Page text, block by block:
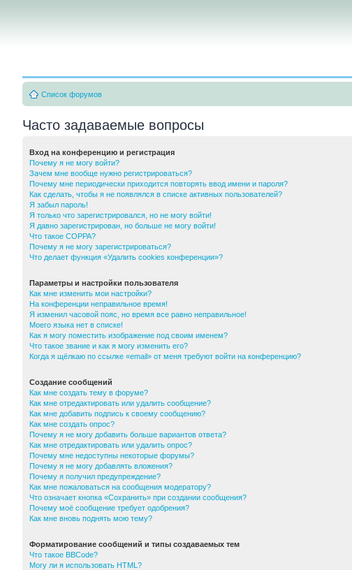
Список форумов
Часто задаваемые вопросы
Вход на конференцию и регистрация
Почему я не могу войти?
Зачем мне вообще нужно регистрироваться?
Почему мне периодически приходится повторять ввод имени и пароля?
Как сделать, чтобы я не появлялся в списке активных пользователей?
Я забыл пароль!
Я только что зарегистрировался, но не могу войти!
Я давно зарегистрирован, но больше не могу войти!
Что такое COPPA?
Почему я не могу зарегистрироваться?
Что делает функция «Удалить cookies конференции»?
Параметры и настройки пользователя
Как мне изменить мои настройки?
На конференции неправильное время!
Я изменил часовой пояс, но время все равно неправильное!
Моего языка нет в списке!
Как я могу поместить изображение под своим именем?
Что такое звание и как я могу изменить его?
Когда я щёлкаю по ссылке «email» от меня требуют войти на конференцию?
Создание сообщений
Как мне создать тему в форуме?
Как мне отредактировать или удалить сообщение?
Как мне добавить подпись к своему сообщению?
Как мне создать опрос?
Почему я не могу добавить больше вариантов ответа?
Как мне отредактировать или удалить опрос?
Почему мне недоступны некоторые форумы?
Почему я не могу добавлять вложения?
Почему я получил предупреждение?
Как мне пожаловаться на сообщения модератору?
Что означает кнопка «Сохранить» при создании сообщения?
Почему моё сообщение требует одобрения?
Как мне вновь поднять мою тему?
Форматирование сообщений и типы создаваемых тем
Что такое BBCode?
Могу ли я использовать HTML?